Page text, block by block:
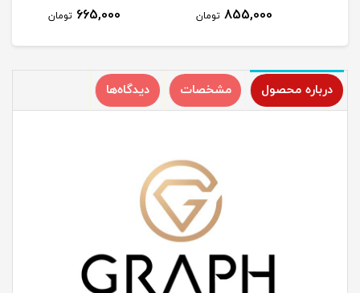
855,000 تومان 665,000 تومان
درباره محصول مشخصات دیدگاه‌ها